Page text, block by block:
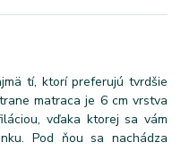
tí, ktorí preferujú tvrdšie
matraca je 6 cm vrstva
vďaka ktorej sa vám
Pod ňou sa nachádza